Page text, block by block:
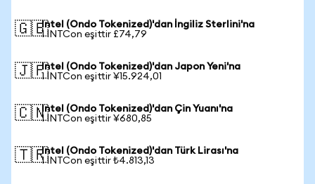
🇬🇧Intel (Ondo Tokenized)'dan İngiliz Sterlini'na
1 INTCon eşittir £74,79
🇯🇵Intel (Ondo Tokenized)'dan Japon Yeni'na
1 INTCon eşittir ¥15.924,01
🇨🇳Intel (Ondo Tokenized)'dan Çin Yuanı'na
1 INTCon eşittir ¥680,85
🇹🇷Intel (Ondo Tokenized)'dan Türk Lirası'na
1 INTCon eşittir ₺4.813,13